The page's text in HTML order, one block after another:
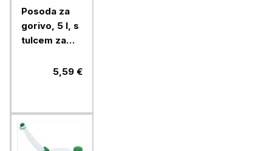
Posoda za
gorivo, 5 l, s
tulcem za
5,59 €